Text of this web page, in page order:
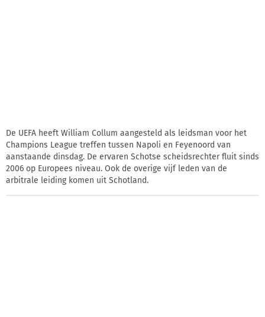
De UEFA heeft William Collum aangesteld als leidsman voor het
Champions League treffen tussen Napoli en Feyenoord van
aanstaande dinsdag. De ervaren Schotse scheidsrechter fluit sinds
2006 op Europees niveau. Ook de overige vijf leden van de
arbitrale leiding komen uit Schotland.